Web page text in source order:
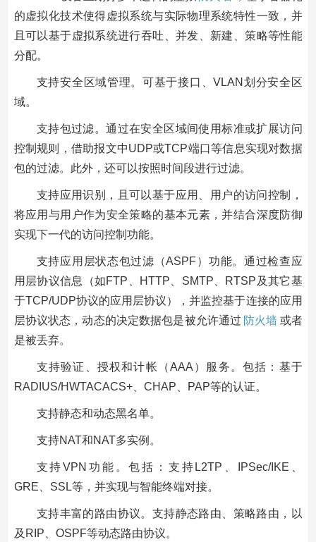
的虚拟化技术使得虚拟系统与实际物理系统特性一致，并
且可以基于虚拟系统进行吞吐、并发、新建、策略等性能
分配。
支持安全区域管理。可基于接口、VLAN划分安全区
域。
支持包过滤。通过在安全区域间使用标准或扩展访问
控制规则，借助报文中UDP或TCP端口等信息实现对数据
包的过滤。此外，还可以按照时间段进行过滤。
支持应用识别，且可以基于应用、用户的访问控制，
将应用与用户作为安全策略的基本元素，并结合深度防御
实现下一代的访问控制功能。
支持应用层状态包过滤（ASPF）功能。通过检查应
用层协议信息（如FTP、HTTP、SMTP、RTSP及其它基
于TCP/UDP协议的应用层协议），并监控基于连接的应用
层协议状态，动态的决定数据包是被允许通过 防火墙 或者
是被丢弃。
支持验证、授权和计帐（AAA）服务。包括：基于
RADIUS/HWTACACS+、CHAP、PAP等的认证。
支持静态和动态黑名单。
支持NAT和NAT多实例。
支持VPN功能。包括：支持L2TP、IPSec/IKE、
GRE、SSL等，并实现与智能终端对接。
支持丰富的路由协议。支持静态路由、策略路由，以
及RIP、OSPF等动态路由协议。